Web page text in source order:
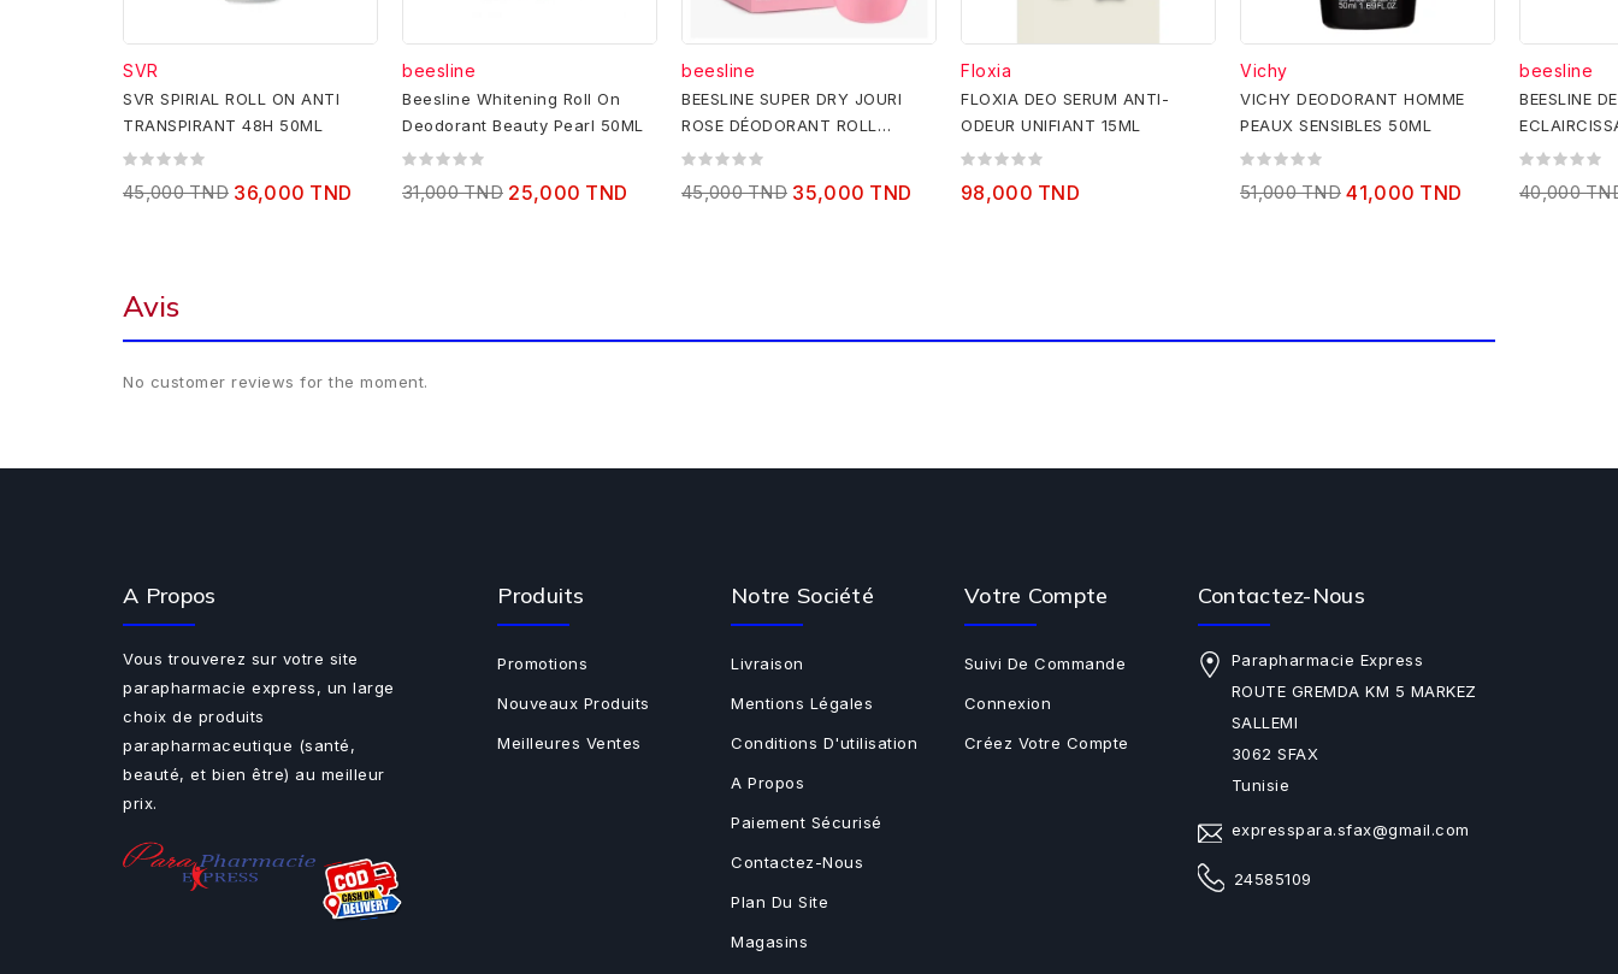
SVR
SVR SPIRIAL ROLL ON ANTI
TRANSPIRANT 48H 50ML
45,000 TND 36,000 TND
beesline
Beesline Whitening Roll On
Deodorant Beauty Pearl 50ML
31,000 TND 25,000 TND
beesline
BEESLINE SUPER DRY JOURI
ROSE DÉODORANT ROLL
ON,50ML
45,000 TND 35,000 TND
Floxia
FLOXIA DEO SERUM ANTI-
ODEUR UNIFIANT 15ML
98,000 TND
Vichy
VICHY DEODORANT HOMME
PEAUX SENSIBLES 50ML
51,000 TND 41,000 TND
beesline
BEESLINE
1+1
40,000
Avis
No customer reviews for the moment.
A Propos
Vous trouverez sur votre site
parapharmacie express, un large
choix de produits
parapharmaceutique (santé,
beauté, et bien être) au meilleur
prix.
Produits
Promotions
Nouveaux Produits
Meilleures Ventes
Notre Société
Livraison
Mentions Légales
Conditions D'utilisation
A Propos
Paiement Sécurisé
Contactez-Nous
Plan Du Site
Magasins
Votre Compte
Suivi De Commande
Connexion
Créez Votre Compte
Contactez-Nous
Parapharmacie Express
ROUTE GREMDA KM 5 MARKEZ
SALLEMI
3062 SFAX
Tunisie
expresspara.sfax@gmail.com
24585109